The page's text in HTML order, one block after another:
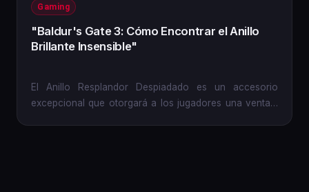
Gaming
"Baldur's Gate 3: Cómo Encontrar el Anillo
Brillante Insensible"
El Anillo Resplandor Despiadado es un accesorio
excepcional que otorgará a los jugadores una ventaja